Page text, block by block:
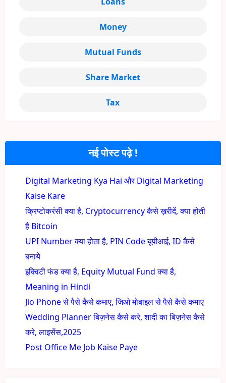
नई पोस्ट पढ़े !
Digital Marketing Kya Hai और Digital Marketing
Kaise Kare
क्रिप्टोकरंसी क्या है, Cryptocurrency कैसे ख़रीदें, क्या होती
है Bitcoin
UPI Number क्या होता है, PIN Code यूपीआई, ID कैसे
बनाये
इक्विटी फंड क्या है, Equity Mutual Fund क्या है,
Meaning in Hindi
Jio Phone से पैसे कैसे कमाए, जिओ मोबाइल से पैसे कैसे कमाए
Wedding Planner बिज़नेस कैसे करे, शादी का बिज़नेस कैसे
करे, लाइसेंस,2025
Post Office Me Job Kaise Paye
Money
Mutual Funds
Share Market
Tax